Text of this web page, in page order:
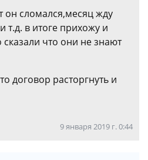
он сломался,месяц жду
т.д. в итоге прихожу и
что они не знают
договор расторгнуть и
9 января 2019 г. 0:44